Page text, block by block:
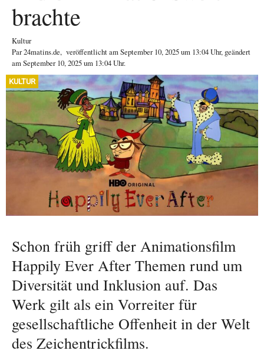
brachte
Kultur
Par24matins.de, veröffentlicht amSeptember 10, 2025um 13:04 Uhr, geändert
am September 10, 2025 um 13:04 Uhr.
KULTUR
Schon früh griff der Animationsfilm
Happily Ever After Themen rund um
Diversität und Inklusion auf. Das
Werk gilt als ein Vorreiter für
gesellschaftliche Offenheit in der Welt
des Zeichentrickfilms.